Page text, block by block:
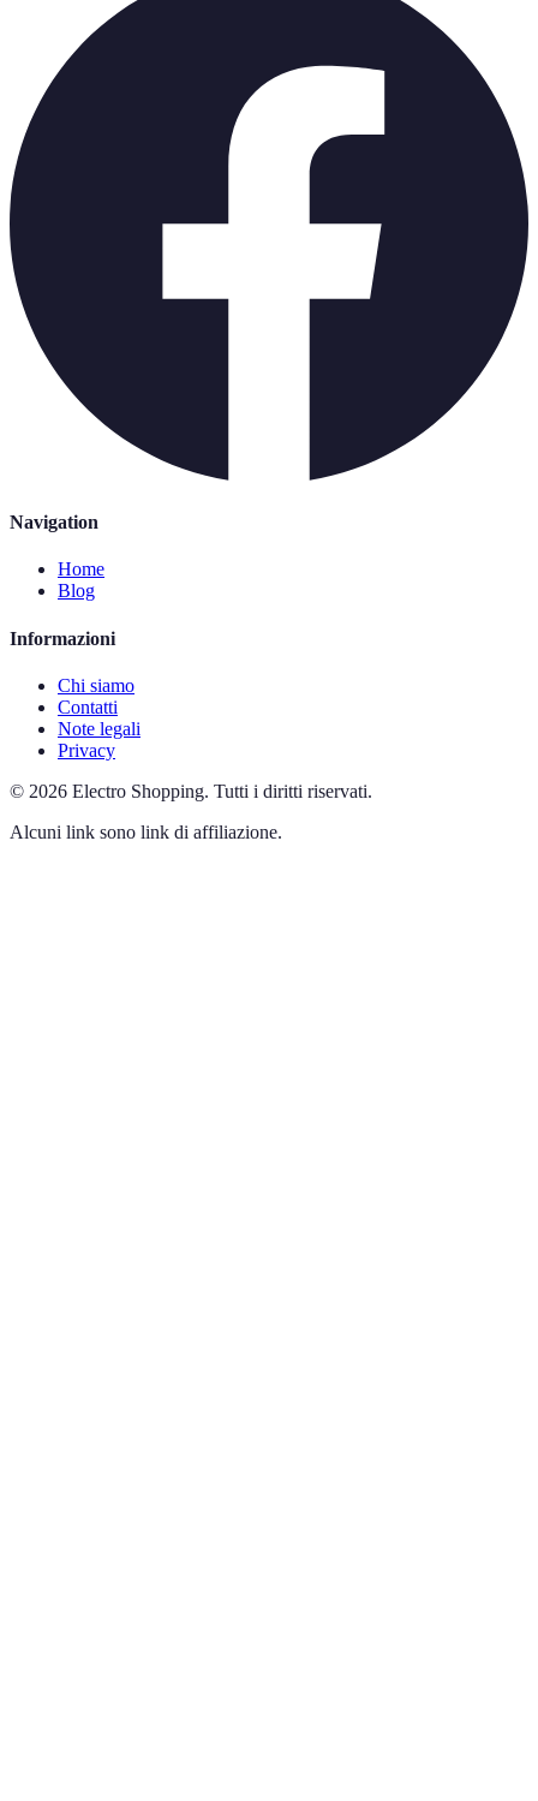
Navigation
Home
Blog
Informazioni
Chi siamo
Contatti
Note legali
Privacy
© 2026 Electro Shopping. Tutti i diritti riservati.
Alcuni link sono link di affiliazione.